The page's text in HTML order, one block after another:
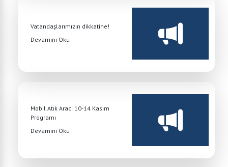
Vatandaşlarımızın dikkatine!
Devamını Oku
Mobil Atık Aracı 10-14 Kasım
Programı
Devamını Oku